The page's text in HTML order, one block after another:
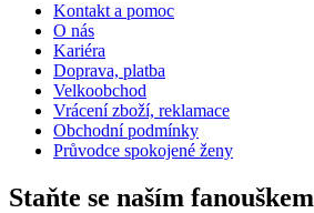
Kontakt a pomoc
O nás
Kariéra
Doprava, platba
Velkoobchod
Vrácení zboží, reklamace
Obchodní podmínky
Průvodce spokojené ženy
Staňte se naším fanouškem